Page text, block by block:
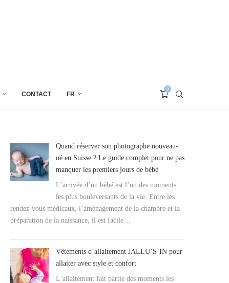
CONTACT FR
0
Quand réserver son photographe nouveau-
né en Suisse ? Le guide complet pour ne pas
manquer les premiers jours de bébé
L’arrivée d’un bébé est l’un des moments
les plus bouleversants de la vie. Entre les
rendez-vous médicaux, l’aménagement de la chambre et la
préparation de la naissance, il est facile…
Vêtements d’allaitement JALLU’S’IN pour
allaiter avec style et confort
L’allaitement fait partie des moments les